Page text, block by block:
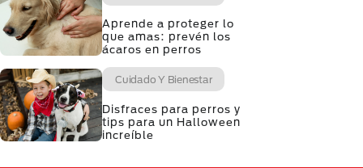
Aprende a proteger lo
que amas: prevén los
ácaros en perros
Cuidado Y Bienestar
Disfraces para perros y
tips para un Halloween
increíble